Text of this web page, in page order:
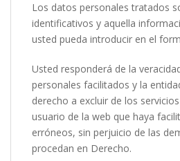
Los datos personales tratados
identificativos y aquella
usted pueda introducir en el
Usted responderá de la
personales facilitados y la
derecho a excluir de los
usuario de la web que haya
erróneos, sin perjuicio de las
procedan en Derecho.